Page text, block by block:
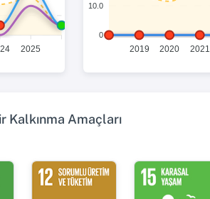
2025
10.0
0
2019 2020 2021
Amaçları